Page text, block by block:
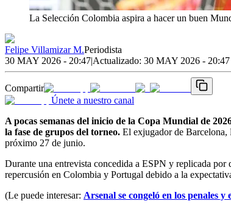
La Selección Colombia aspira a hacer un buen
Felipe Villamizar M.Periodista
30 MAY 2026 - 20:47|Actualizado: 30 MAY 2026 - 20:47
Compartir
Únete a nuestro canal
A pocas semanas del inicio de la Copa Mundial de
la fase de grupos del torneo. El exjugador de Barcelona,
próximo 27 de junio.
Durante una entrevista concedida a ESPN y replicada
repercusión en Colombia y Portugal debido a la
(Le puede interesar: Arsenal se congeló en los penales